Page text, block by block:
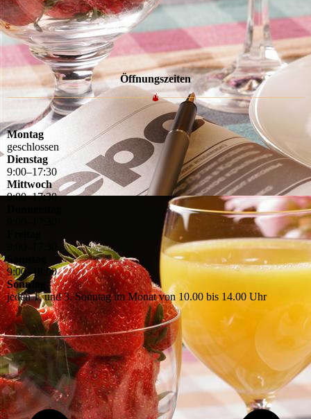
Öffnungszeiten
Montag
geschlossen
Dienstag
9:00–17:30
Mittwoch
9:00–17:30
Samstag
9:00 –18
00
Sonntag
jeden 1. und 3. Sonntag im Monat von 10.00 bis 14.00 Uhr